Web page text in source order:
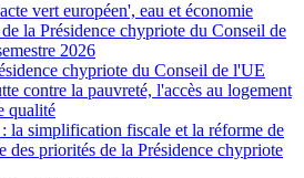
vert européen', eau et économie
la Présidence chypriote du Conseil de
2026
chypriote du Conseil de l'UE
contre la pauvreté, l'accès au logement
qualité
la simplification fiscale et la réforme de
des priorités de la Présidence chypriote